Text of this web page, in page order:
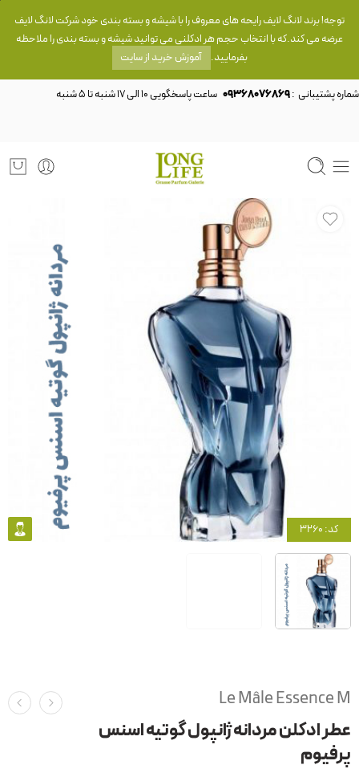
توجه! برند لانگ لایف رایحه های معروف را با شیشه و بسته بندی خود شرکت لانگ لایف
عرضه می کند.که با انتخاب حجم هر ادکلنی می توانید شیشه و بسته بندی را ملاحظه
بفرمایید. آموزش خرید از سایت
شماره پشتیبانی :09368076869
کد: 3260
Le Mâle Essence M
عطر ادکلن مردانه ژانپول گوتیه اسنس
پرفیوم